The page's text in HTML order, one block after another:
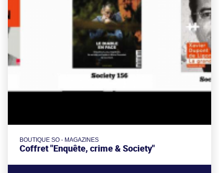
BOUTIQUE SO - MAGAZINES
Coffret "Enquête, crime & Society"